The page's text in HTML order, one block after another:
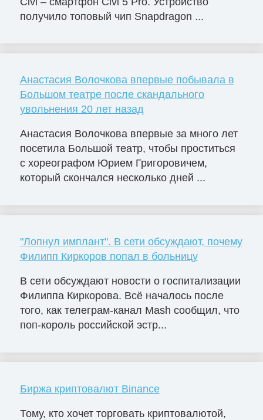
получило топовый чип Snapdragon ...
Анастасия Волочкова впервые побывала в
Большом театре после скандального
увольнения 20 лет назад
Анастасия Волочкова впервые за много лет
посетила Большой театр, чтобы проститься
с хореографом Юрием Григоровичем,
который скончался несколько дней ...
"Лопнул имплант". В сети обсуждают, почему
Филипп Киркоров попал в больницу
В сети обсуждают новости о госпитализации
Филиппа Киркорова. Всё началось после
того, как телеграм-канал Mash сообщил, что
поп-король российской эстр...
Биржа криптовалют Binance
Тому, кто хочет торговать криптовалютой,